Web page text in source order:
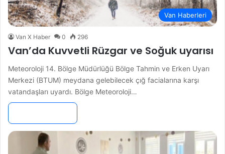
Van Haberleri
Van X Haber 0 296
Van’da Kuvvetli Rüzgar ve Soğuk uyarısı
Meteoroloji 14. Bölge Müdürlüğü Bölge Tahmin ve Erken Uyarı
Merkezi (BTUM) meydana gelebilecek çığ facialarına karşı
vatandaşları uyardı. Bölge Meteoroloji…